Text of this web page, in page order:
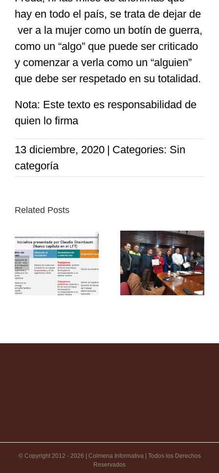
hay en todo el país, se trata de dejar de
ver a la mujer como un botín de guerra,
como un “algo” que puede ser criticado
y comenzar a verla como un “alguien”
que debe ser respetado en su totalidad.
Nota: Este texto es responsabilidad de
quien lo firma
13 diciembre, 2020 | Categories: Sin
categoría
Related Posts
© Copyright 2012 - 2026 | Colmena Informativa | Todos los Derechos
Reservados